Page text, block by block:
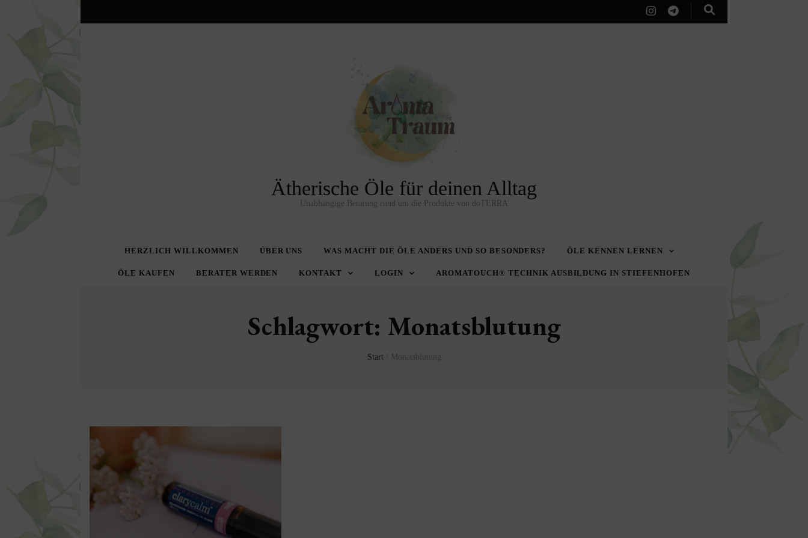
Ätherische Öle für deinen Alltag
Unabhängige Beratung rund um die Produkte von doTERRA
HERZLICH WILLKOMMEN ÜBER UNS WAS MACHT DIE ÖLE ANDERS UND SO BESONDERS? ÖLE KENNEN LERNEN
ÖLE KAUFEN BERATER WERDEN KONTAKT LOGIN AROMATOUCH® TECHNIK AUSBILDUNG IN STIEFENHOFEN
Schlagwort: Monatsblutung
Start Monatsblutung